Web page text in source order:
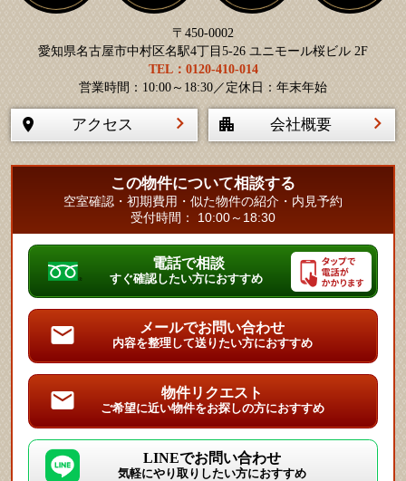
〒450-0002
愛知県名古屋市中村区名駅4丁目5-26 ユニモール桜ビル 2F
TEL：0120-410-014
営業時間：10:00～18:30／定休日：年末年始
アクセス 会社概要
この物件について相談する
空室確認・初期費用・似た物件の紹介・内見予約
受付時間： 10:00～18:30
電話で相談
すぐ確認したい方におすすめ
メールでお問い合わせ
内容を整理して送りたい方におすすめ
物件リクエスト
ご希望に近い物件をお探しの方におすすめ
LINEでお問い合わせ
気軽にやり取りしたい方におすすめ